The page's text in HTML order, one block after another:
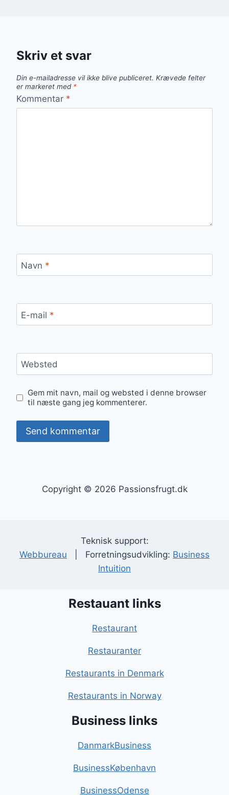
Skriv et svar
Din e-mailadresse vil ikke blive publiceret. Krævede felter
er markeret med *
Kommentar *
Navn *
E-mail *
Websted
Gem mit navn, mail og websted i denne browser
til næste gang jeg kommenterer.
Copyright © 2026 Passionsfrugt.dk
Teknisk support:
Webbureau | Forretningsudvikling: Business
Intuition
Restauant links
Restaurant
Restauranter
Restaurants in Denmark
Restaurants in Norway
Business links
DanmarkBusiness
BusinessKøbenhavn
BusinessOdense